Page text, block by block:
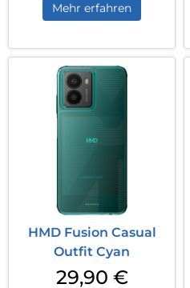
Mehr erfahren
HMD Fusion Casual
Outfit Cyan
29,90 €